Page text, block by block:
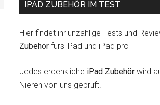
IPAD ZUBEHÖR IM TEST
Hier findet ihr unzählige Tests und
Zubehör fürs iPad und iPad pro
Jedes erdenkliche iPad Zubehör wird
Nieren von uns geprüft.